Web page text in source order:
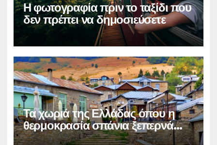
Η φωτογραφία πριν το ταξίδι που
δεν πρέπει να δημοσιεύσετε
Τα χωριά της Ελλάδας όπου η
θερμοκρασία σπάνια ξεπερνά
τους 28°C το καλοκαίρι